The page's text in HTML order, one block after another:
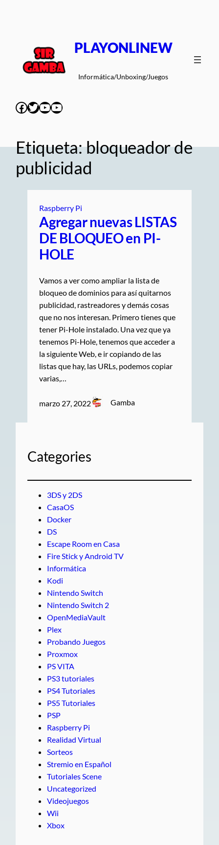
PLAYONLINEW
Informática/Unboxing/Juegos
Facebook
Twitter
YouTube
YouTube
Etiqueta:bloqueador de
publicidad
Raspberry Pi
Agregar nuevas LISTAS
DE BLOQUEO en PI-
HOLE
Vamos a ver como ampliar la lista de
bloqueo de dominios para así quitarnos
publicidad, rastreadores y demás cosas
que no nos interesan. Primero tienes que
tener Pi-Hole instalado. Una vez que ya
tenemos Pi-Hole, tenemos que acceder a
la siguiente Web, e ir copiando de las
listas que hay, las URLs, podemos copiar
varias,…
marzo 27, 2022 Gamba
Categories
3DS y 2DS
CasaOS
Docker
DS
Escape Room en Casa
Fire Stick y Android TV
Informática
Kodi
Nintendo Switch
Nintendo Switch 2
OpenMediaVault
Plex
Probando Juegos
Proxmox
PS VITA
PS3 tutoriales
PS4 Tutoriales
PS5 Tutoriales
PSP
Raspberry Pi
Realidad Virtual
Sorteos
Stremio en Español
Tutoriales Scene
Uncategorized
Videojuegos
Wii
Xbox